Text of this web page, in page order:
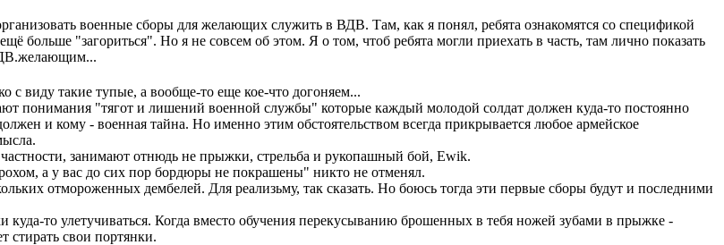
военные сборы для желающих служить в ВДВ. Там, как я понял, ребята ознакомятся со спецификой
больше "загориться". Но я не совсем об этом. Я о том, чтоб ребята могли приехать в часть, там лично показать
виду такие тупые, а вообще-то еще кое-что догоняем...
понимания "тягот и лишений военной службы" которые каждый молодой солдат должен куда-то постоянно
и кому - военная тайна. Но именно этим обстоятельством всегда прикрывается любое армейское
занимают отнюдь не прыжки, стрельба и рукопашный бой, Ewik.
а у вас до сих пор бордюры не покрашены" никто не отменял.
отмороженных дембелей. Для реализьму, так сказать. Но боюсь тогда эти первые сборы будут и последними
куда-то улетучиваться. Когда вместо обучения перекусыванию брошенных в тебя ножей зубами в прыжке -
стирать свои портянки.